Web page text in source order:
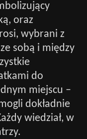
oraz
wybrani z
sobą i między
do
miejscu –
dokładnie
wiedział, w